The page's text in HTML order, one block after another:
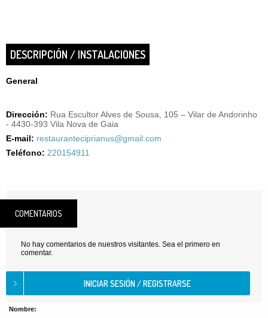
DESCRIPCIÓN / INSTALACIONES
General
Dirección: Rua Escultor Alves de Sousa, 105 – Vilar de Andorinho
- 4430-393 Vila Nova de Gaia
E-mail: restauranteciprianus@gmail.com
Teléfono: 220154911
COMENTARIOS
No hay comentarios de nuestros visitantes. Sea el primero en
comentar.
Nombre: